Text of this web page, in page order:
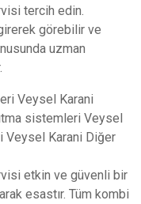
tercih edin.
görebilir ve
uzman
Veysel Karani
sistemleri Veysel
Veysel Karani Diğer
etkin ve güvenli bir
esastır. Tüm kombi